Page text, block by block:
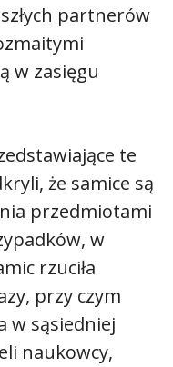
partnerów
w zasięgu
te
że samice są
przedmiotami
w
rzuciła
przy czym
w sąsiedniej
naukowcy,